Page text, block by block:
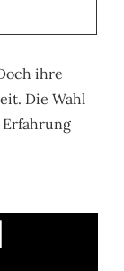
ihre
Die Wahl